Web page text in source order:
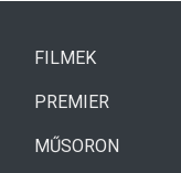
FILMEK(CURRENT)
PREMIER
MŰSORON